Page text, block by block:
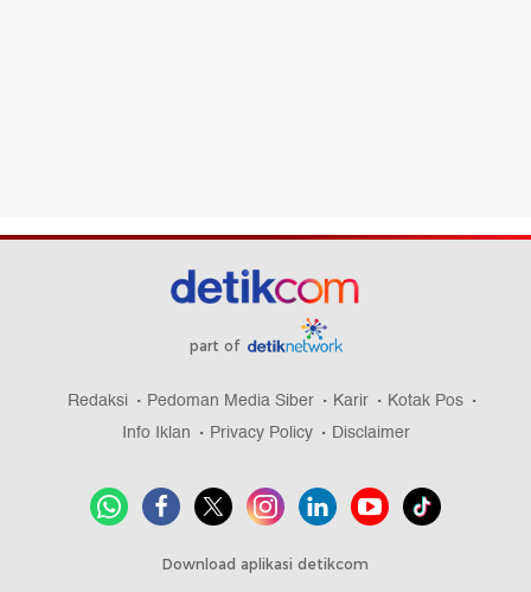
part of
Redaksi Pedoman Media Siber Karir
Kotak Pos
Info Iklan
Privacy Policy Disclaimer
Download aplikasi detikcom